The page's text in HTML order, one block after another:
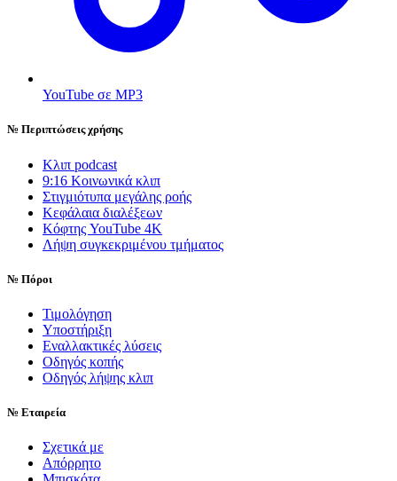
YouTube σε MP3
№ Περιπτώσεις χρήσης
Κλιπ podcast
9:16 Κοινωνικά κλιπ
Στιγμιότυπα μεγάλης ροής
Κεφάλαια διαλέξεων
Κόφτης YouTube 4K
Λήψη συγκεκριμένου τμήματος
№ Πόροι
Τιμολόγηση
Υποστήριξη
Εναλλακτικές λύσεις
Οδηγός κοπής
Οδηγός λήψης κλιπ
№ Εταιρεία
Σχετικά με
Απόρρητο